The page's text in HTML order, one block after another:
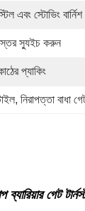
এবং স্টোভিং বার্নিশ
স্তর স্যুইচ করুন
প্যাকিং
, নিরাপত্তা বাধা
ব্যারিয়ার গেট